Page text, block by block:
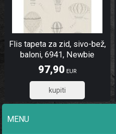
Flis tapeta za zid, sivo-bež,
baloni, 6941, Newbie
Wallpaper, Borastapeter |
Ljepilo Gratis
97,90 EUR
78,32
MENU